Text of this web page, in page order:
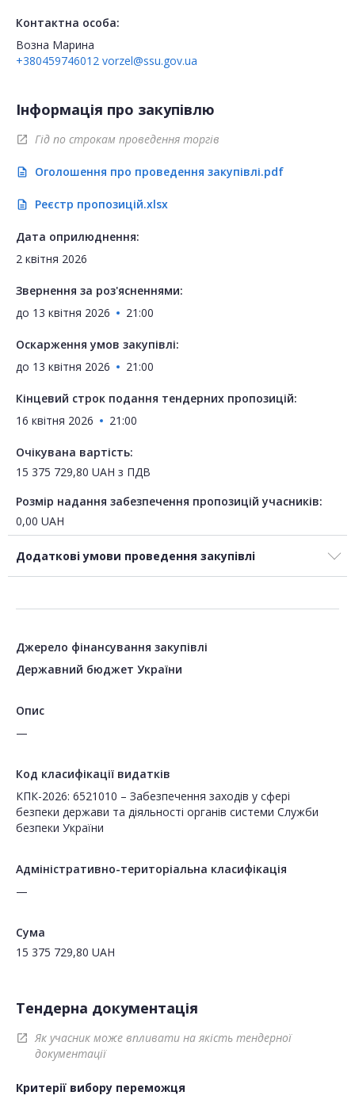
Контактна особа:
Возна Марина
+380459746012 vorzel@ssu.gov.ua
Інформація про закупівлю
open_in_new Гід по строкам проведення торгів
description Оголошення про проведення закупівлі.pdf
description Реєстр пропозицій.xlsx
Дата оприлюднення:
2 квітня 2026
Звернення за роз'ясненнями:
до 13 квітня 2026 21:00
Оскарження умов закупівлі:
до 13 квітня 2026 21:00
Кінцевий строк подання тендерних пропозицій:
16 квітня 2026
21:00
Очікувана вартість:
15 375 729,80 UAH з ПДВ
Розмір надання забезпечення пропозицій учасників:
0,00 UAH
Додаткові умови проведення закупівлі
Джерело фінансування закупівлі
Державний бюджет України
Опис
—
Код класифікації видатків
КПК-2026: 6521010 – Забезпечення заходів у сфері
безпеки держави та діяльності органів системи Служби
безпеки України
Адміністративно-територіальна класифікація
—
Сума
15 375 729,80 UAH
Тендерна документація
open_in_new
Як учасник може впливати на якість тендерної
документації
Критерії вибору переможця